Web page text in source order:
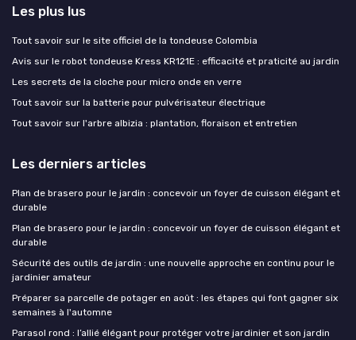
Les plus lus
Tout savoir sur le site officiel de la tondeuse Colombia
Avis sur le robot tondeuse Kress KR121E : efficacité et praticité au jardin
Les secrets de la cloche pour micro onde en verre
Tout savoir sur la batterie pour pulvérisateur électrique
Tout savoir sur l'arbre albizia : plantation, floraison et entretien
Les derniers articles
Plan de brasero pour le jardin : concevoir un foyer de cuisson élégant et
durable
Plan de brasero pour le jardin : concevoir un foyer de cuisson élégant et
durable
Sécurité des outils de jardin : une nouvelle approche en continu pour le
jardinier amateur
Préparer sa parcelle de potager en août : les étapes qui font gagner six
semaines à l'automne
Parasol rond : l’allié élégant pour protéger votre jardinier et son jardin